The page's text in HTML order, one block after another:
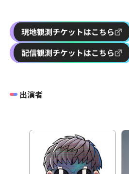
現地観測チケットはこちら
配信観測チケットはこちら
出演者